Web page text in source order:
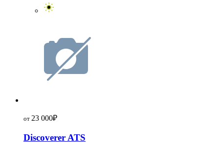
от 23 000₽
Discoverer ATS